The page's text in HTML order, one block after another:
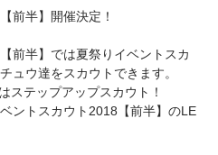
前半】開催決定！
前半】では夏祭りイベントスカ
ュウ達をスカウトできます。
ステップアップスカウト！
ントスカウト2018【前半】のLE